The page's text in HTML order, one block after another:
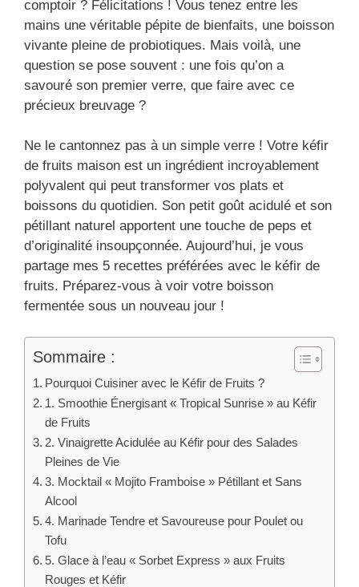
comptoir ? Félicitations ! Vous tenez entre les
mains une véritable pépite de bienfaits, une boisson
vivante pleine de probiotiques. Mais voilà, une
question se pose souvent : une fois qu’on a
savouré son premier verre, que faire avec ce
précieux breuvage ?
Ne le cantonnez pas à un simple verre ! Votre kéfir
de fruits maison est un ingrédient incroyablement
polyvalent qui peut transformer vos plats et
boissons du quotidien. Son petit goût acidulé et son
pétillant naturel apportent une touche de peps et
d’originalité insoupçonnée. Aujourd’hui, je vous
partage mes 5 recettes préférées avec le kéfir de
fruits. Préparez-vous à voir votre boisson
fermentée sous un nouveau jour !
Sommaire :
Pourquoi Cuisiner avec le Kéfir de Fruits ?
1. Smoothie Énergisant « Tropical Sunrise » au Kéfir
de Fruits
2. Vinaigrette Acidulée au Kéfir pour des Salades
Pleines de Vie
3. Mocktail « Mojito Framboise » Pétillant et Sans
Alcool
4. Marinade Tendre et Savoureuse pour Poulet ou
Tofu
5. Glace à l’eau « Sorbet Express » aux Fruits
Rouges et Kéfir